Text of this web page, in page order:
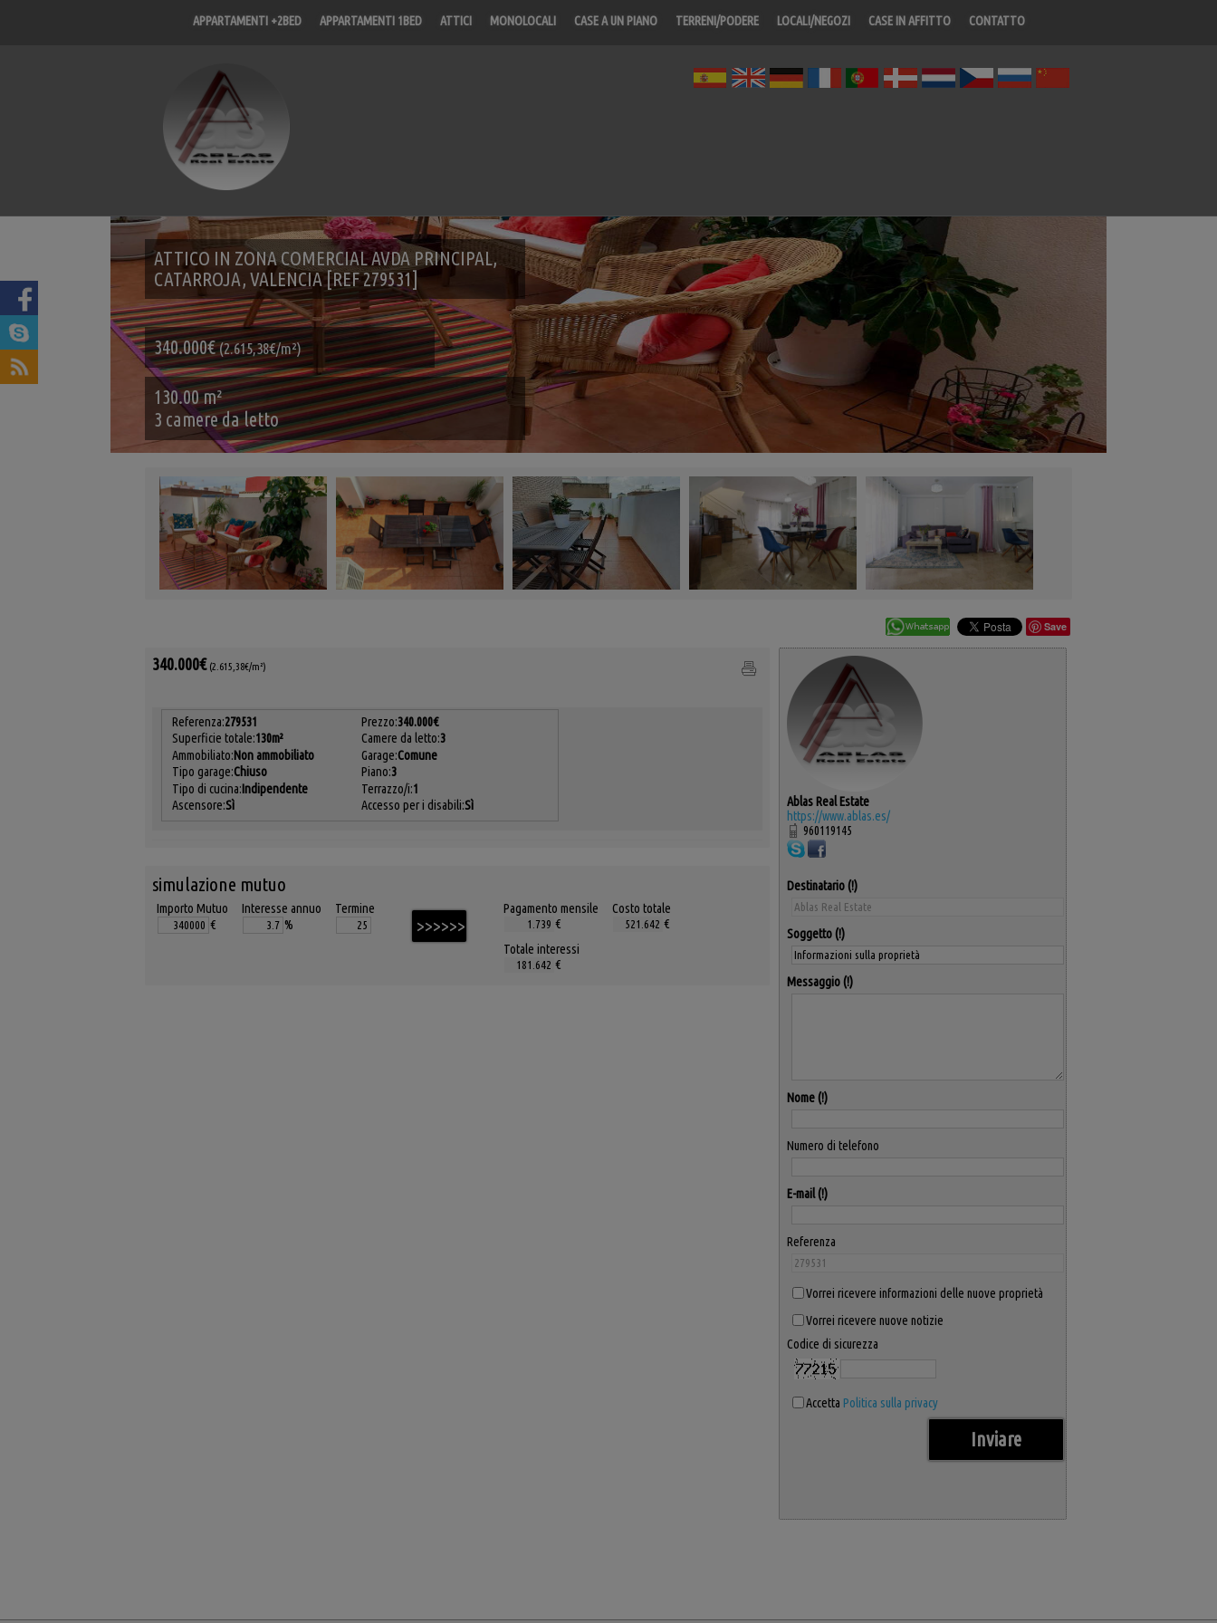
APPARTAMENTI +2BED APPARTAMENTI 1BED ATTICI MONOLOCALI CASE A UN PIANO TERRENI/PODERE LOCALI/NEGOZI CASE IN AFFITTO CONTATTO
ATTICO IN ZONA COMERCIAL AVDA PRINCIPAL,
CATARROJA, VALENCIA [REF 279531]
340.000€ (2.615,38€/m²)
130.00 m²
3 camere da letto
Save
340.000€ (2.615,38€/m²)
Referenza:279531 Prezzo:340.000€
Superficie totale:130m² Camere da letto:3
Ammobiliato:Non ammobiliato Garage:Comune
Tipo garage:Chiuso Piano:3
Tipo di cucina:Indipendente Terrazzo/i:1
Ascensore:Sì Accesso per i disabili:Sì
simulazione mutuo
Importo Mutuo
€
Interesse annuo
%
Termine
Pagamento mensile
€
Costo totale
€
Totale interessi
€
Ablas Real Estate
https://www.ablas.es/
960119145
Destinatario
Soggetto
Messaggio
Nome
Numero di telefono
E-mail
Referenza
Vorrei ricevere informazioni delle nuove proprietà
Vorrei ricevere nuove notizie
Codice di sicurezza
Accetta Politica sulla privacy